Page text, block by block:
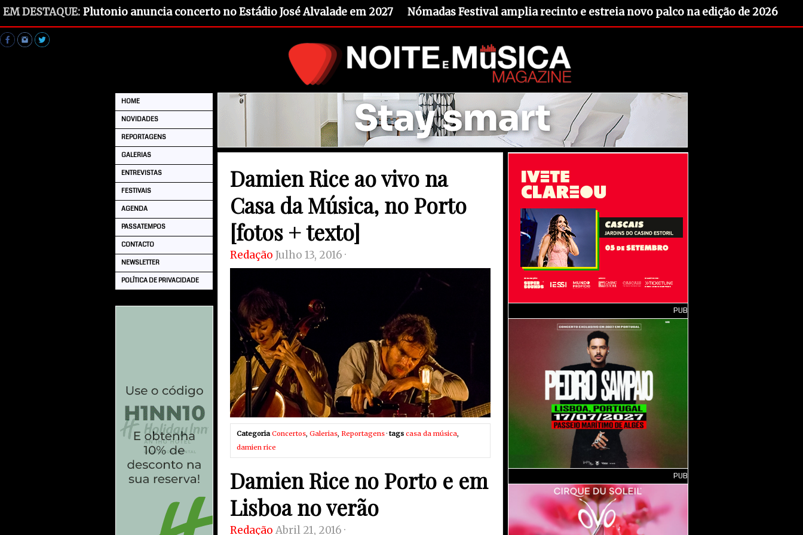
EM DESTAQUE: Plutonio anuncia concerto no Estádio José Alvalade em 2027 Nómadas Festival amplia recinto e estreia novo palco na edição de 2026
HOME
NOVIDADES
REPORTAGENS
GALERIAS
ENTREVISTAS
FESTIVAIS
AGENDA
PASSATEMPOS
CONTACTO
NEWSLETTER
POLÍTICA DE PRIVACIDADE
Damien Rice ao vivo na
Casa da Música, no Porto
[fotos + texto]
Redação Julho 13, 2016 ·
Categoria Concertos, Galerias, Reportagens· tags casa da música,
damien rice
Damien Rice no Porto e em
Lisboa no verão
Redação Abril 21, 2016 ·
PUB
PUB